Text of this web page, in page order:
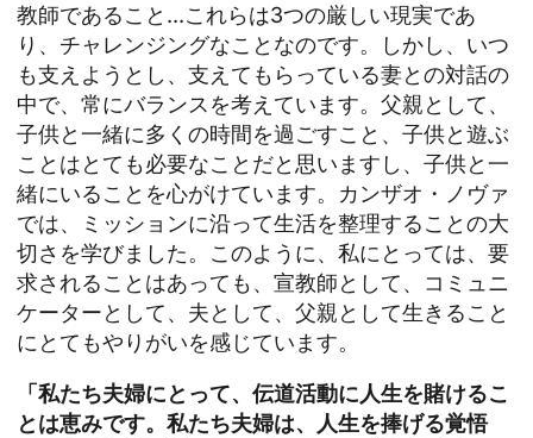
教師であること...これらは3つの厳しい現実であ
り、チャレンジングなことなのです。しかし、いつ
も支えようとし、支えてもらっている妻との対話の
中で、常にバランスを考えています。父親として、
子供と一緒に多くの時間を過ごすこと、子供と遊ぶ
ことはとても必要なことだと思いますし、子供と一
緒にいることを心がけています。カンザオ・ノヴァ
では、ミッションに沿って生活を整理することの大
切さを学びました。このように、私にとっては、要
求されることはあっても、宣教師として、コミュニ
ケーターとして、夫として、父親として生きること
にとてもやりがいを感じています。
「私たち夫婦にとって、伝道活動に人生を賭けるこ
とは恵みです。私たち夫婦は、人生を捧げる覚悟